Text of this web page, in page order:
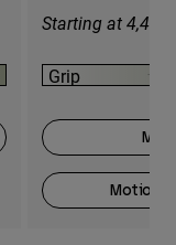
Starting at
Grip
Motion